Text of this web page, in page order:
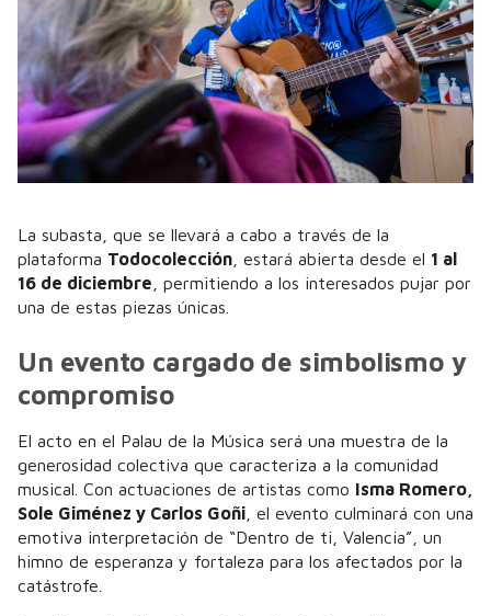
La subasta, que se llevará a cabo a través de la
plataforma Todocolección , estará abierta desde el 1 al
16 de diciembre , permitiendo a los interesados pujar por
una de estas piezas únicas.
Un evento cargado de simbolismo y
compromiso
El acto en el Palau de la Música será una muestra de la
generosidad colectiva que caracteriza a la comunidad
musical. Con actuaciones de artistas como Isma Romero,
Sole Giménez y Carlos Goñi , el evento culminará con una
emotiva interpretación de “Dentro de ti, Valencia”, un
himno de esperanza y fortaleza para los afectados por la
catástrofe.